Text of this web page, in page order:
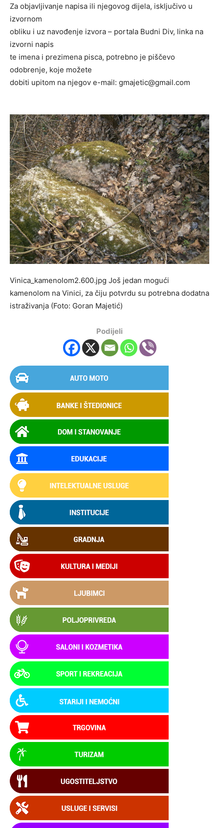
Za objavljivanje napisa ili njegovog dijela, isključivo u
izvornom
obliku i uz navođenje izvora – portala Budni Div, linka na
izvorni napis
te imena i prezimena pisca, potrebno je piščevo
odobrenje, koje možete
dobiti upitom na njegov e-mail: gmajetic@gmail.com
Vinica_kamenolom2.600.jpg Još jedan mogući
kamenolom na Vinici, za čiju potvrdu su potrebna dodatna
istraživanja (Foto: Goran Majetić)
Podijeli